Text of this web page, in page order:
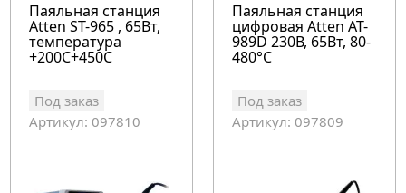
Паяльная станция
Atten ST-965 , 65Вт,
температура
+200С+450С
Под заказ
Артикул: 097810
Паяльная станция
цифровая Atten AT-
989D 230В, 65Вт, 80-
480°C
Под заказ
Артикул: 097809